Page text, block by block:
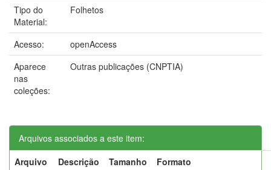
Tipo do
Material:
Folhetos
Acesso:
openAccess
Aparece
nas
coleções:
Outras publicações (CNPTIA)
Arquivos associados a este item:
Arquivo
Descrição Tamanho
Formato